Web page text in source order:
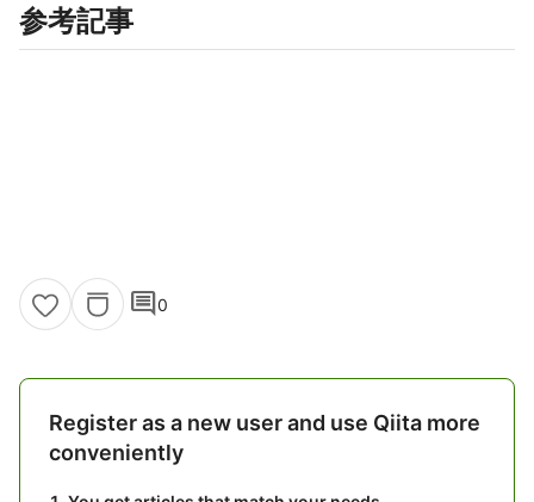
参考記事
comment0
Register as a new user and use Qiita more
conveniently